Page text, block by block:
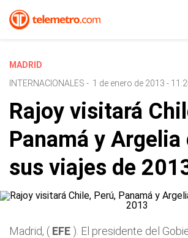
MADRID
INTERNACIONALES - 1 de enero de 2013 -
Rajoy visitará
Panamá y Argelia
sus viajes de
Madrid, ( EFE ). El presidente del